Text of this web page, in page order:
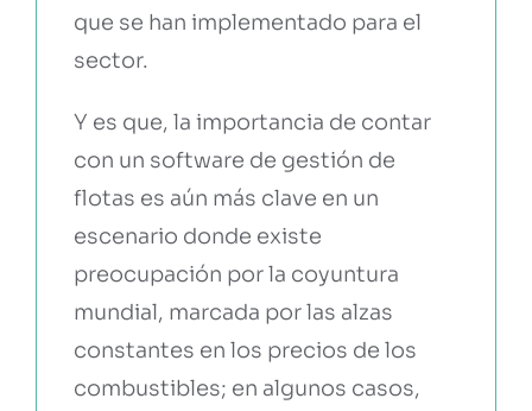
que se han implementado para el
sector.
Y es que, la importancia de contar
con un software de gestión de
flotas es aún más clave en un
escenario donde existe
preocupación por la coyuntura
mundial, marcada por las alzas
constantes en los precios de los
combustibles; en algunos casos,